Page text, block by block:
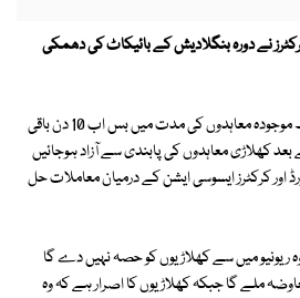
نے دورہ بنگلادیش کے بائیکاٹ کی دھمکی
آسٹریلوی کرکٹرز کے بورڈ کے ساتھ موجودہ معاہدوں کی مدت میں بس اب 10 دن باقی
بعد کھلاڑی معاہدوں کی پابندی سے آزاد ہوجائیں
اور کرکٹرز ایسوسی ایشن کے درمیان معاملات حل
ریونیو میں سے کھلاڑیوں کو حصہ نہیں دے گا
ملے گا جبکہ کھلاڑیوں کا اصرار ہے کہ وہ